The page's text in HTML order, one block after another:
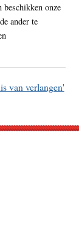
onze
ander te
van verlangen'